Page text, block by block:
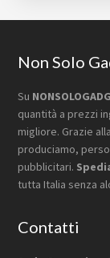
Footer
Non Solo
Su
quantità a prezzi
migliore. Grazie
produciamo,
pubblicitari.
tutta Italia senza
Contatti